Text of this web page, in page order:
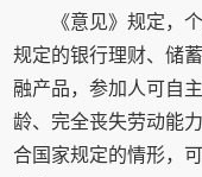
《意见》规定，
规定的银行理财、储
融产品，参加人可自
龄、完全丧失劳动能
合国家规定的情形，